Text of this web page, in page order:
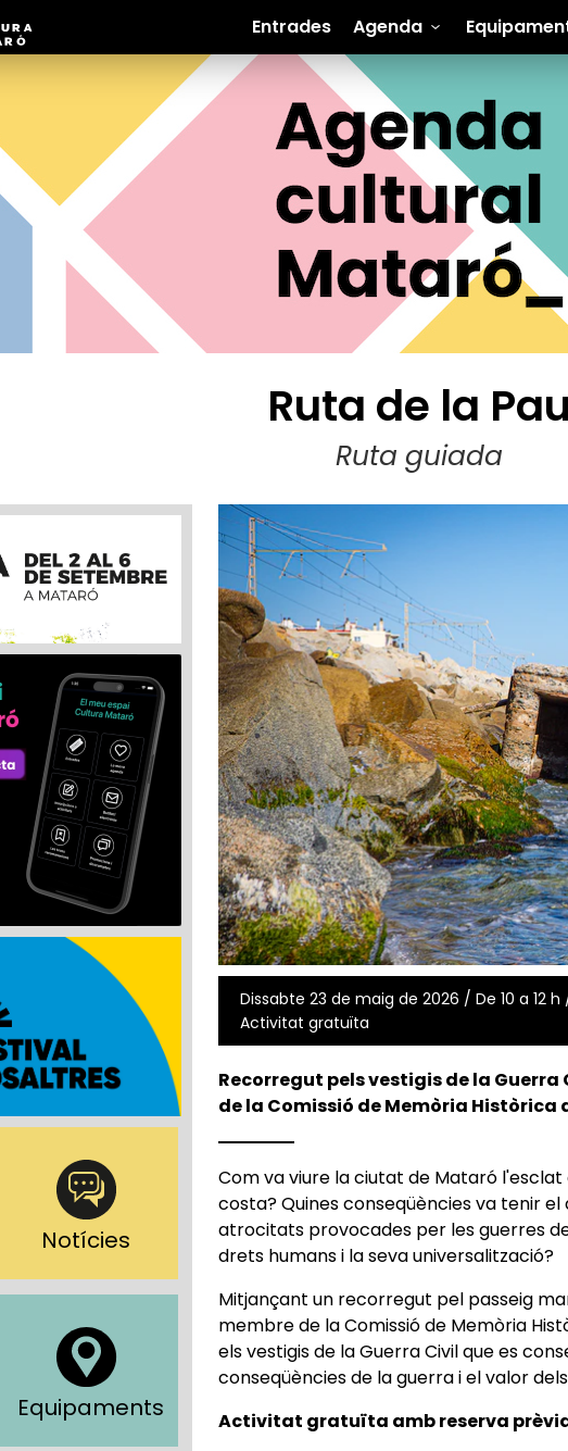
Entrades Agenda
Ruta de la Pau
Ruta guiada
Notícies
Equipaments
Dissabte 23 de maig de 2026 / De 10 a 12
Activitat gratuïta
Recorregut pels vestigis de la
de la Comissió de Memòria Històrica
Com va viure la ciutat de Mataró
costa? Quines conseqüències va tenir
atrocitats provocades per les guerres
drets humans i la seva universalització?
Mitjançant un recorregut pel passeig
membre de la Comissió de Memòria
els vestigis de la Guerra Civil que es
conseqüències de la guerra i el valor
Activitat gratuïta amb reserva